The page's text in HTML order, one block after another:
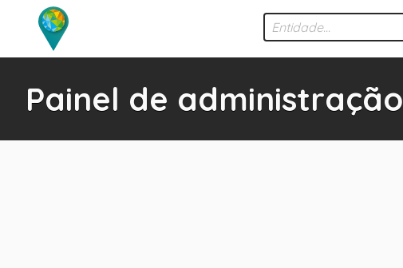
Painel de administração